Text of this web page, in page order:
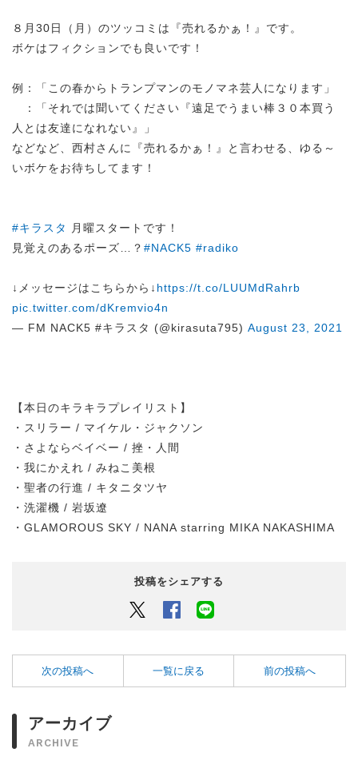
８月30日（月）のツッコミは『売れるかぁ！』です。
ボケはフィクションでも良いです！
例：「この春からトランプマンのモノマネ芸人になります」
：「それでは聞いてください『遠足でうまい棒３０本買う
人とは友達になれない』」
などなど、西村さんに『売れるかぁ！』と言わせる、ゆる～
いボケをお待ちしてます！
#キラスタ
月曜スタートです！
見覚えのあるポーズ…？ #NACK5 #radiko
↓メッセージはこちらから↓ https://t.co/LUUMdRahrb
pic.twitter.com/dKremvio4n
— FM NACK5 #キラスタ (@kirasuta795) August 23, 2021
【本日のキラキラプレイリスト】
・スリラー / マイケル・ジャクソン
・さよならベイベー / 挫・人間
・我にかえれ / みねこ美根
・聖者の行進 / キタニタツヤ
・洗濯機 / 岩坂遼
・GLAMOROUS SKY / NANA starring MIKA NAKASHIMA
投稿をシェアする
Twitter Facebook
次の投稿へ 一覧に戻る 前の投稿へ
アーカイブ
ARCHIVE